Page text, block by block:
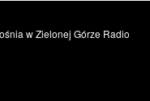
w Zielonej Górze Radio